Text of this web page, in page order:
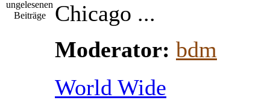
Chicago ...
Moderator: bdm
World Wide